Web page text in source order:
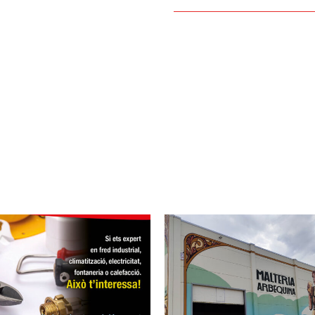
Planta de secatge de
malta
Visita al Saló
Internacional
Climatització